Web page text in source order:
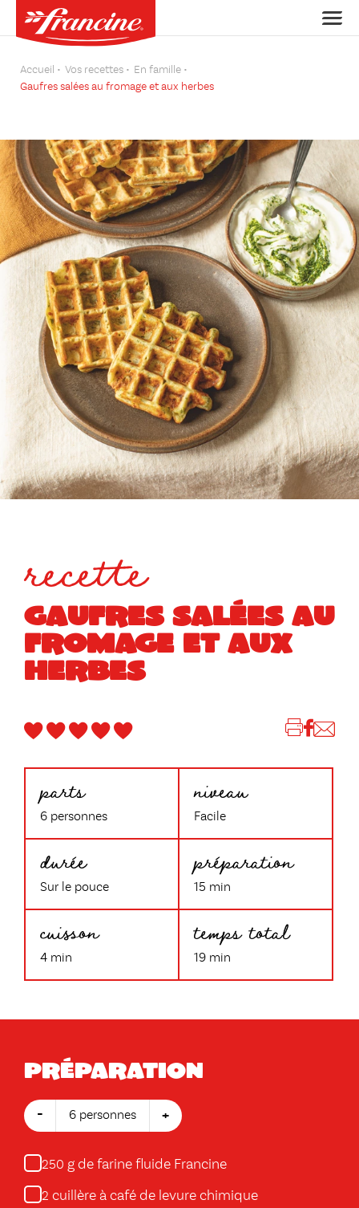
Accueil Vos recettes
En famille
Gaufres salées au fromage et aux herbes
recette
GAUFRES SALÉES AU
FROMAGE ET AUX
HERBES
parts
6 personnes
niveau
Facile
durée
Sur le pouce
préparation
15 min
cuisson
4 min
temps total
19 min
Préparation
- 6 personnes +
250 g de farine fluide Francine
2 cuillère à café de levure chimique